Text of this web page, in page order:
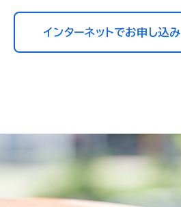
インターネットでお申し込み